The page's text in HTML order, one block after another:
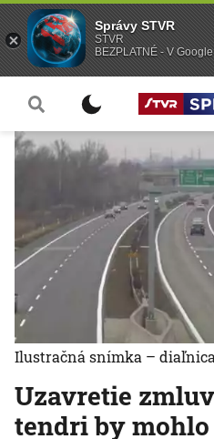
Uzavretie
tendri by mohlo
Ilustračná snímka –
Správy STVR
STVR
BEZPLATNÉ - V